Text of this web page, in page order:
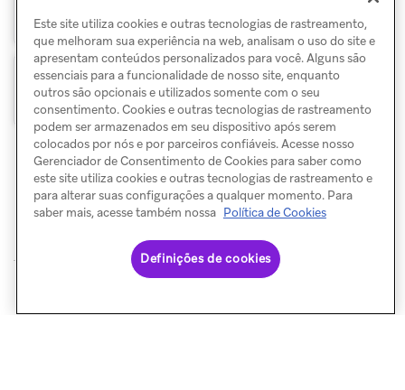
FAQ
© Braze. All Rights Reserved Privacy Policy
Este site utiliza cookies e outras tecnologias de rastreamento,
que melhoram sua experiência na web, analisam o uso do site e
apresentam conteúdos personalizados para você. Alguns são
essenciais para a funcionalidade de nosso site, enquanto
outros são opcionais e utilizados somente com o seu
consentimento. Cookies e outras tecnologias de rastreamento
podem ser armazenados em seu dispositivo após serem
colocados por nós e por parceiros confiáveis. Acesse nosso
Gerenciador de Consentimento de Cookies para saber como
este site utiliza cookies e outras tecnologias de rastreamento e
para alterar suas configurações a qualquer momento. Para
saber mais, acesse também nossa Política de Cookies
Definições de cookies